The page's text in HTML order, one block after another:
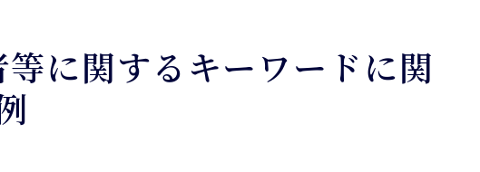
に関するキーワードに関